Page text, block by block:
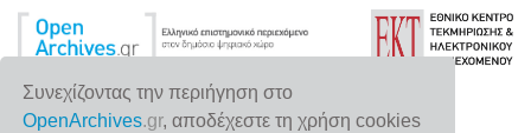
Συνεχίζοντας την περιήγηση στο
OpenArchives.gr, αποδέχεστε τη χρήση cookies